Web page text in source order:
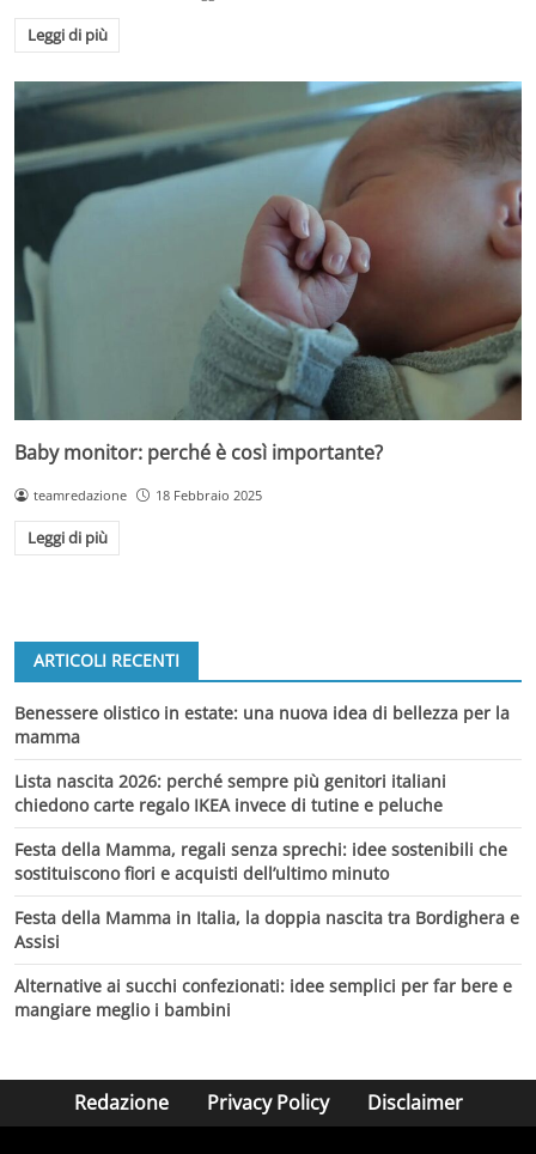
Leggi di più
Baby monitor: perché è così importante?
teamredazione 18 Febbraio 2025
Leggi di più
ARTICOLI RECENTI
Benessere olistico in estate: una nuova idea di bellezza per la
mamma
Lista nascita 2026: perché sempre più genitori italiani
chiedono carte regalo IKEA invece di tutine e peluche
Festa della Mamma, regali senza sprechi: idee sostenibili che
sostituiscono fiori e acquisti dell’ultimo minuto
Festa della Mamma in Italia, la doppia nascita tra Bordighera e
Assisi
Alternative ai succhi confezionati: idee semplici per far bere e
mangiare meglio i bambini
Redazione Privacy Policy Disclaimer